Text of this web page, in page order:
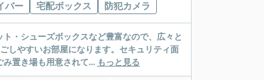
バー
宅配ボックス 防犯カメラ
・シューズボックスなど豊富なので、広々と
しやすいお部屋になります。セキュリティ面
置き場も用意されて... もっと見る